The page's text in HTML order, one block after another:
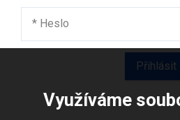
* Heslo
Využíváme